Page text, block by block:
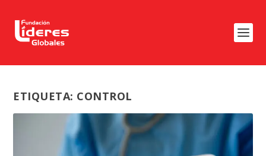
ETIQUETA: CONTROL